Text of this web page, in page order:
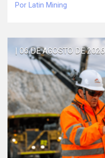
Por Latin Mining
| 06 DE AGOSTO DE 2026